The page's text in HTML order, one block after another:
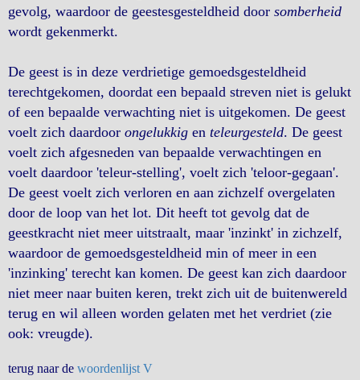
gevolg, waardoor de geestesgesteldheid door somberheid
wordt gekenmerkt.
De geest is in deze verdrietige gemoedsgesteldheid
terechtgekomen, doordat een bepaald streven niet is gelukt
of een bepaalde verwachting niet is uitgekomen. De geest
voelt zich daardoor ongelukkig en teleurgesteld. De geest
voelt zich afgesneden van bepaalde verwachtingen en
voelt daardoor 'teleur-stelling', voelt zich 'teloor-gegaan'.
De geest voelt zich verloren en aan zichzelf overgelaten
door de loop van het lot. Dit heeft tot gevolg dat de
geestkracht niet meer uitstraalt, maar 'inzinkt' in zichzelf,
waardoor de gemoedsgesteldheid min of meer in een
'inzinking' terecht kan komen. De geest kan zich daardoor
niet meer naar buiten keren, trekt zich uit de buitenwereld
terug en wil alleen worden gelaten met het verdriet (zie
ook: vreugde).
terug naar de woordenlijst V